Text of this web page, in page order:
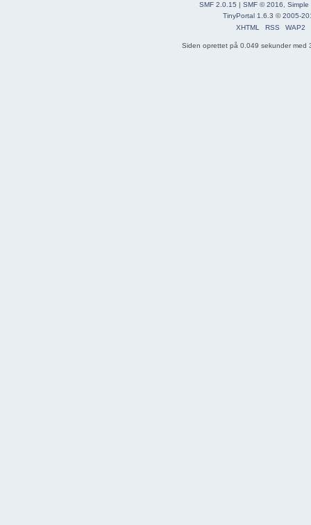
SMF 2.0.15 | SMF © 2016, Simple
TinyPortal 1.6.3 ©2005-
XHTML
RSS WAP2
Siden oprettet på 0.049 sekunder med